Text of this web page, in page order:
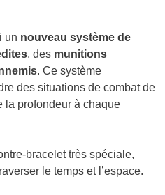
un nouveau système de
, des munitions
. Ce système
des situations de combat de
la profondeur à chaque
bracelet très spéciale,
le temps et l’espace.